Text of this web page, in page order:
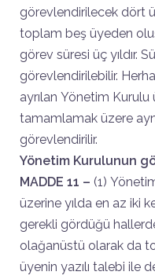
görevlendirilecek dört
toplam beş üyeden
görev süresi üç yıldır.
görevlendirilebilir.
ayrılan Yönetim
tamamlamak üzere
görevlendirilir.
Yönetim Kurulunun
MADDE 11 – (1)
üzerine yılda en az iki
gerekli gördüğü
olağanüstü olarak da
üyenin yazılı talebi ile